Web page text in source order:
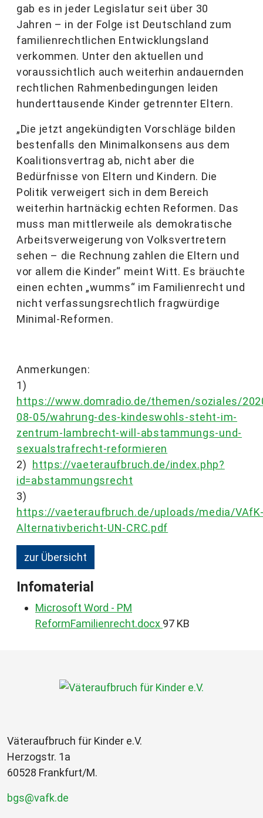
gab es in jeder Legislatur seit über 30
Jahren – in der Folge ist Deutschland zum
familienrechtlichen Entwicklungsland
verkommen. Unter den aktuellen und
voraussichtlich auch weiterhin andauernden
rechtlichen Rahmenbedingungen leiden
hunderttausende Kinder getrennter Eltern.
„Die jetzt angekündigten Vorschläge bilden
bestenfalls den Minimalkonsens aus dem
Koalitionsvertrag ab, nicht aber die
Bedürfnisse von Eltern und Kindern. Die
Politik verweigert sich in dem Bereich
weiterhin hartnäckig echten Reformen. Das
muss man mittlerweile als demokratische
Arbeitsverweigerung von Volksvertretern
sehen – die Rechnung zahlen die Eltern und
vor allem die Kinder“ meint Witt. Es bräuchte
einen echten „wumms“ im Familienrecht und
nicht verfassungsrechtlich fragwürdige
Minimal-Reformen.
Anmerkungen:
1)
https://www.domradio.de/themen/soziales/
08-05/wahrung-des-kindeswohls-steht-im-
zentrum-lambrecht-will-abstammungs-und-
sexualstrafrecht-reformieren
2)
https://vaeteraufbruch.de/index.php?
id=abstammungsrecht
3)
https://vaeteraufbruch.de/uploads/media/
Alternativbericht-UN-CRC.pdf
zur Übersicht
Infomaterial
Microsoft Word - PM
ReformFamilienrecht.docx 97 KB
Väteraufbruch für Kinder e.V.
Herzogstr. 1a
60528 Frankfurt/M.
bgs@vafk.de